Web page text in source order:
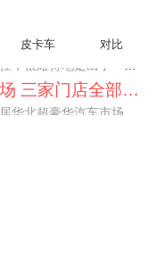
皮卡车 对比
阿斯顿·马丁退出北京市场 三家门店全部关闭